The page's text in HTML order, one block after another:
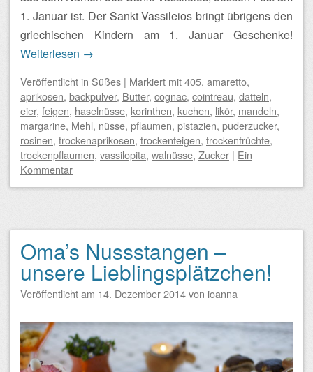
1. Januar ist. Der Sankt Vassileios bringt übrigens den
griechischen Kindern am 1. Januar Geschenke!
Weiterlesen →
Veröffentlicht in Süßes | Markiert mit405, amaretto,
aprikosen, backpulver, Butter, cognac, cointreau, datteln,
eier, feigen, haselnüsse, korinthen, kuchen, likör, mandeln,
margarine, Mehl, nüsse, pflaumen, pistazien, puderzucker,
rosinen, trockenaprikosen, trockenfeigen, trockenfrüchte,
trockenpflaumen, vassilopita, walnüsse, Zucker | Ein
Kommentar
Oma’s Nussstangen –
unsere Lieblingsplätzchen!
Veröffentlicht am 14. Dezember 2014von ioanna